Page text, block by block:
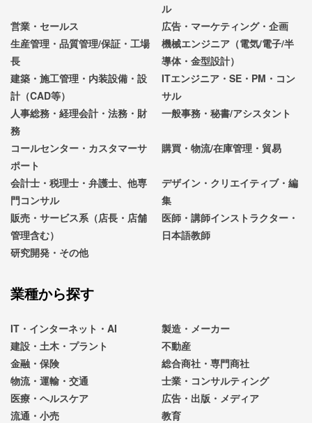
ル
営業・セールス
広告・マーケティング・企画
生産管理・品質管理/保証・工場
長
機械エンジニア（電気/電子/半
導体・金型設計）
建築・施工管理・内装設備・設
計（CAD等）
ITエンジニア・SE・PM・コン
サル
人事総務・経理会計・法務・財
務
一般事務・秘書/アシスタント
コールセンター・カスタマーサ
ポート
購買・物流/在庫管理・貿易
会計士・税理士・弁護士、他専
門コンサル
デザイン・クリエイティブ・編
集
販売・サービス系（店長・店舗
管理含む）
医師・講師インストラクター・
日本語教師
研究開発・その他
業種から探す
IT・インターネット・AI
製造・メーカー
建設・土木・プラント
不動産
金融・保険
総合商社・専門商社
物流・運輸・交通
士業・コンサルティング
医療・ヘルスケア
広告・出版・メディア
流通・小売
教育